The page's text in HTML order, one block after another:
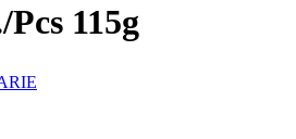
115g